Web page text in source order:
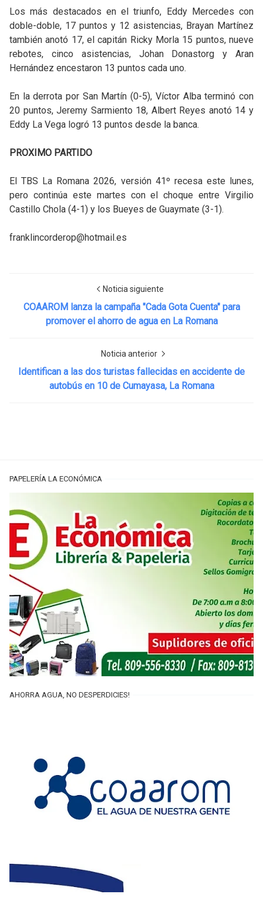
Los más destacados en el triunfo, Eddy Mercedes con
doble-doble, 17 puntos y 12 asistencias, Brayan Martínez
también anotó 17, el capitán Ricky Morla 15 puntos, nueve
rebotes, cinco asistencias, Johan Donastorg y Aran
Hernández encestaron 13 puntos cada uno.
En la derrota por San Martín (0-5), Víctor Alba terminó con
20 puntos, Jeremy Sarmiento 18, Albert Reyes anotó 14 y
Eddy La Vega logró 13 puntos desde la banca.
PROXIMO PARTIDO
El TBS La Romana 2026, versión 41º recesa este lunes,
pero continúa este martes con el choque entre Virgilio
Castillo Chola (4-1) y los Bueyes de Guaymate (3-1).
franklincorderop@hotmail.es
Noticia siguiente
COAAROM lanza la campaña "Cada Gota Cuenta" para
promover el ahorro de agua en La Romana
Noticia anterior
Identifican a las dos turistas fallecidas en accidente de
autobús en 10 de Cumayasa, La Romana
PAPELERÍA LA ECONÓMICA
AHORRA AGUA, NO DESPERDICIES!